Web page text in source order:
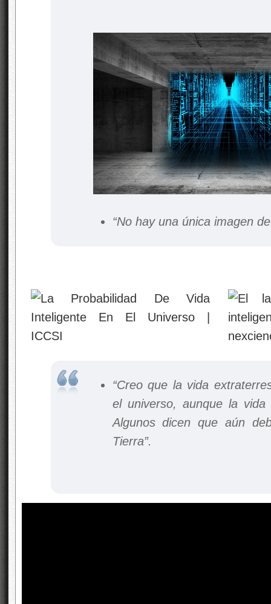
“No hay una única imagen
“Creo que la vida
el universo, aunque la
Algunos dicen que aún
Tierra”.